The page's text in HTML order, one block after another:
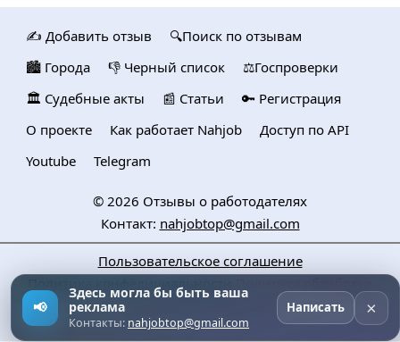
✍️ Добавить отзыв
🔍Поиск по отзывам
🏙️ Городa
👎 Черный список
⚖️Госпроверки
🏛️ Судебные акты
📰 Статьи
🔑 Регистрация
О проекте
Как работает Nahjob
Доступ по API
Youtube
Telegram
© 2026 Отзывы о работодателях
Контакт: nahjobtop@gmail.com
Пользовательское соглашение
Политика конфедициальности
персональных данных
📢
Здесь могла бы быть ваша
реклама
Контакты: nahjobtop@gmail.com
Написать ×